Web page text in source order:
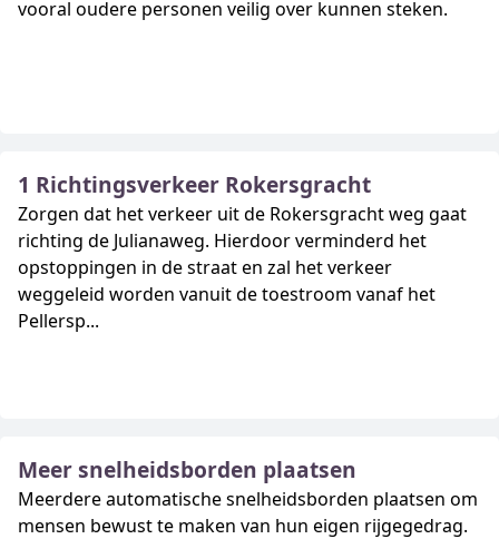
vooral oudere personen veilig over kunnen steken.
1 Richtingsverkeer Rokersgracht
Zorgen dat het verkeer uit de Rokersgracht weg gaat
richting de Julianaweg. Hierdoor verminderd het
opstoppingen in de straat en zal het verkeer
weggeleid worden vanuit de toestroom vanaf het
Pellersp...
Meer snelheidsborden plaatsen
Meerdere automatische snelheidsborden plaatsen om
mensen bewust te maken van hun eigen rijgegedrag.